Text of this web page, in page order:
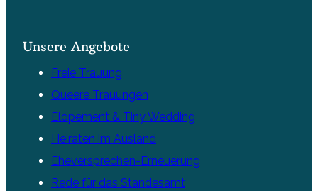
Unsere Angebote
Freie Trauung
Queere Trauungen
Elopement & Tiny Wedding
Heiraten im Ausland
Eheversprechen-Erneuerung
Rede für das Standesamt